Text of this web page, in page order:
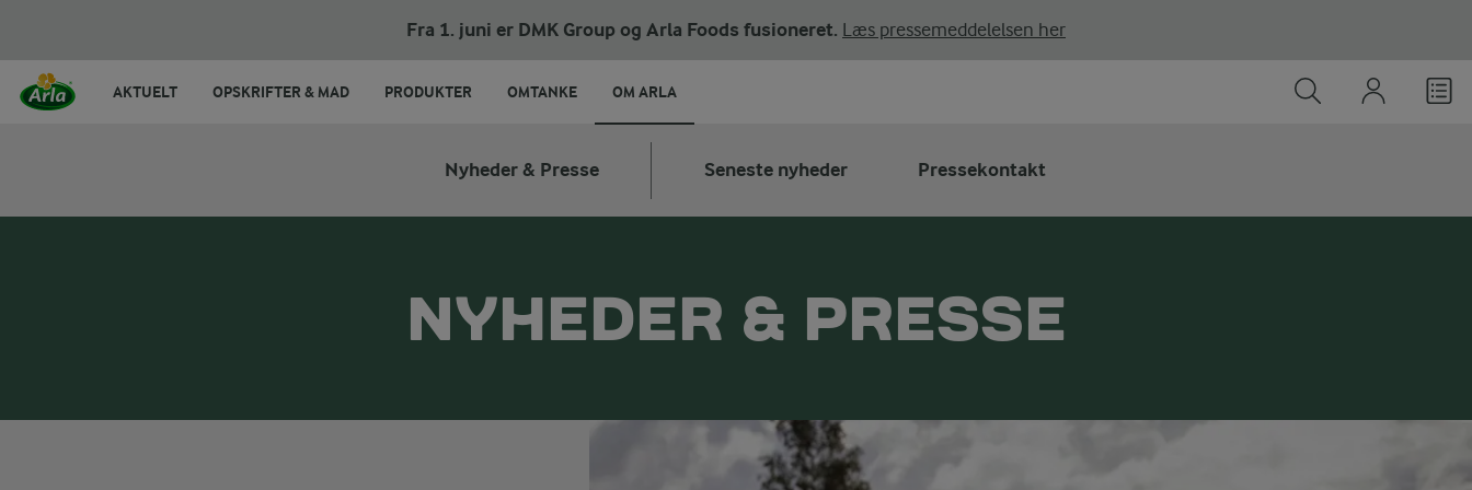
Fra 1. juni er DMK Group og Arla Foods fusioneret. Læs pressemeddelelsen her
AKTUELT OPSKRIFTER & MAD PRODUKTER OMTANKE OM ARLA
Nyheder & Presse Seneste nyheder Pressekontakt
NYHEDER & PRESSE